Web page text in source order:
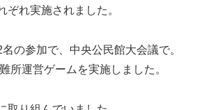
ぞれ実施されました。
の参加で、中央公民館大会議で。
所運営ゲームを実施しました。